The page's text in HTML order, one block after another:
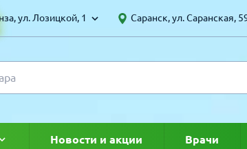
ул. Лозицкой, 1 Саранск, ул. Саранская,
Новости и акции Врачи